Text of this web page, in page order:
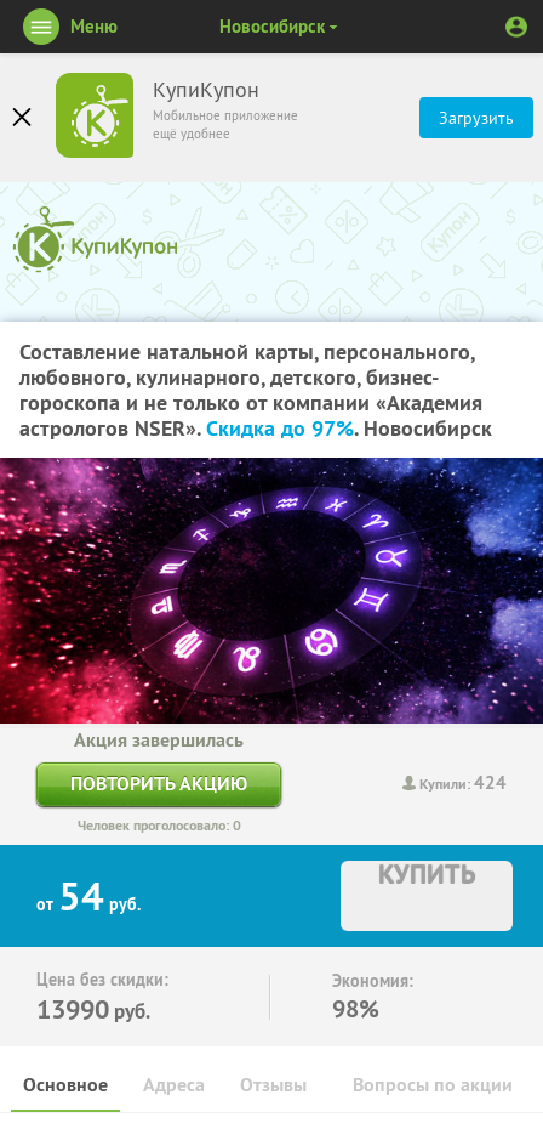
КупиКупон
Мобильное приложение
ещё удобнее
Загрузить
Меню Новосибирск
Составление натальной карты, персонального,
любовного, кулинарного, детского, бизнес-
гороскопа и не только от компании «Академия
астрологов NSER».Скидка до 97%. Новосибирск
Купили:424
Акция завершилась
ПОВТОРИТЬ АКЦИЮ
Человек проголосовало: 0
от 54 руб.
КУПИТЬ
Цена без скидки:
13990 руб.
Экономия:
98%
Основное Отзывы Вопросы по акции
Адреса